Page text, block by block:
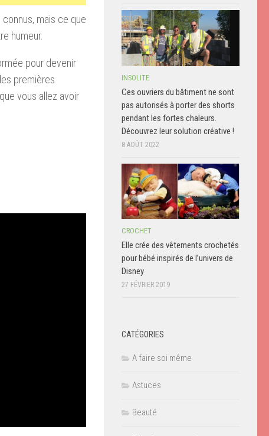
mais ce que
humeur.
pour devenir
premières
vous allez avoir
INSOLITE
Ces ouvriers du bâtiment ne sont
pas autorisés à porter des shorts
pendant les fortes chaleurs.
Découvrez leur solution créative !
8 AOÛT 2022
CROCHET
Elle crée des vêtements crochetés
pour bébé inspirés de l’univers de
Disney
27 FÉVRIER 2019
CATÉGORIES
A faire soi même
Astuces
Beauté